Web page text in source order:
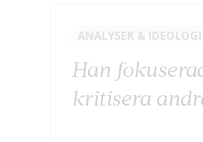
ANALYSER & IDEOLOGI
Han
kritisera